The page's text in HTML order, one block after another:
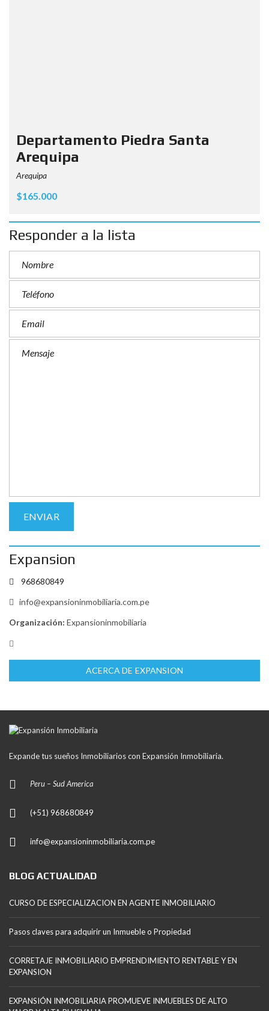
Departamento Piedra Santa
Arequipa
Arequipa
$165.000
Responder a la lista
Expansion
968680849
info@expansioninmobiliaria.com.pe
Organización: Expansioninmobiliaria
ACERCA DE EXPANSION
Expande tus sueños Inmobiliarios con Expansión Inmobiliaria.
Peru – Sud America
(+51) 968680849
info@expansioninmobiliaria.com.pe
BLOG ACTUALIDAD
CURSO DE ESPECIALIZACION EN AGENTE INMOBILIARIO
Pasos claves para adquirir un Inmueble o Propiedad
CORRETAJE INMOBILIARIO EMPRENDIMIENTO RENTABLE Y EN
EXPANSION
EXPANSIÓN INMOBILIARIA PROMUEVE INMUEBLES DE ALTO